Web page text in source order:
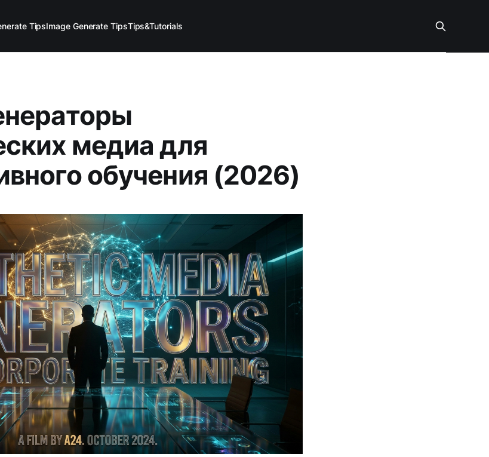
TipsImage Generate TipsTips&Tutorials
медиа для
обучения (2026)